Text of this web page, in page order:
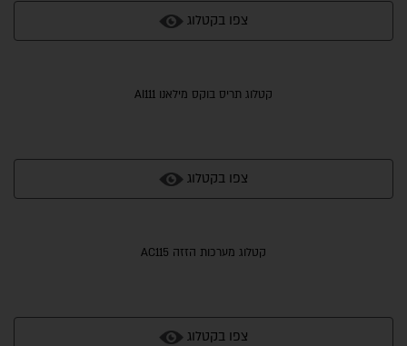
צפו בקטלוג
קטלוג תריס בוקס מילאנו AI111
צפו בקטלוג
קטלוג מערכות הזזה AC115
צפו בקטלוג